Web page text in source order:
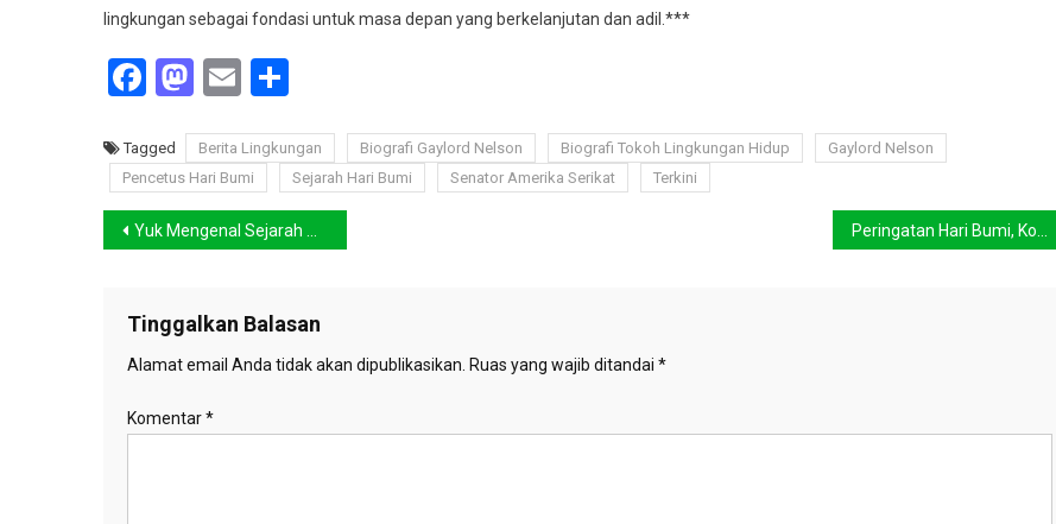
lingkungan sebagai fondasi untuk masa depan yang berkelanjutan dan adil.***
Facebook
Mastodon
Email
Tagged Berita Lingkungan Biografi Gaylord Nelson Biografi Tokoh Lingkungan Hidup
Gaylord Nelson
Pencetus Hari Bumi
Sejarah Hari Bumi Senator Amerika Serikat Terkini
Navigasi
Yuk Mengenal Sejarah Hari Bumi, Lestarikan Rumah Kita Bersama
Tinggalkan Balasan
Alamat email Anda tidak akan dipublikasikan. Ruas yang wajib ditandai *
Komentar*